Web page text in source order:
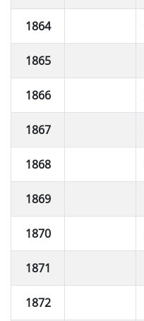
1864
1865
1866
1867
1868
1869
1870
1871
1872